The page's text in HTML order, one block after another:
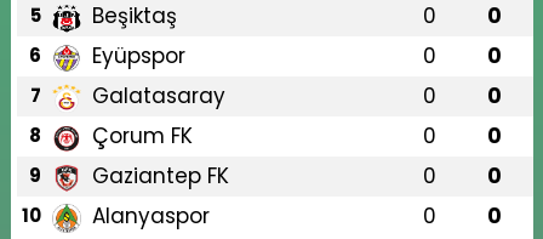
5 Beşiktaş 0 0
6 Eyüpspor 0 0
7 Galatasaray 0 0
8 Çorum FK 0 0
9 Gaziantep FK 0 0
10 Alanyaspor 0 0